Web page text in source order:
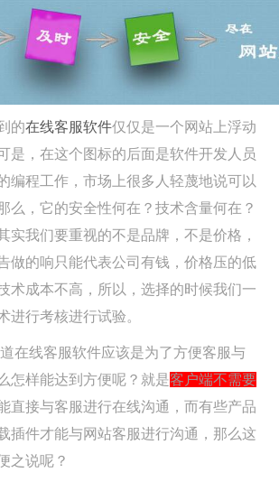
的在线客服软件仅仅是一个网站上浮动
是，在这个图标的后面是软件开发人员
编程工作，市场上很多人轻蔑地说可以
么，它的安全性何在？技术含量何在？
实我们要重视的不是品牌，不是价格，
做的响只能代表公司有钱，价格压的低
术成本不高，所以，选择的时候我们一
进行考核进行试验。
在线客服软件应该是为了方便客服与
怎样能达到方便呢？就是客户端不需要
直接与客服进行在线沟通，而有些产品
插件才能与网站客服进行沟通，那么这
之说呢？